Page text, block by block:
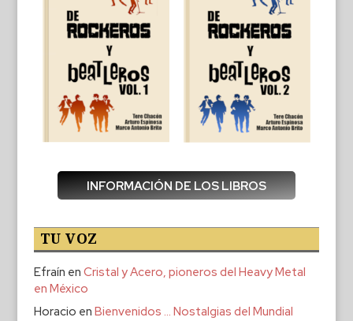
INFORMACIÓN DE LOS LIBROS
TU VOZ
Efraín en Cristal y Acero, pioneros del Heavy Metal
en México
Horacio en Bienvenidos … Nostalgias del Mundial